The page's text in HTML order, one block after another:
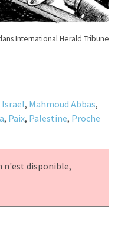
International Herald Tribune
Israel, Mahmoud Abbas,
, Paix, Palestine, Proche
n'est disponible,